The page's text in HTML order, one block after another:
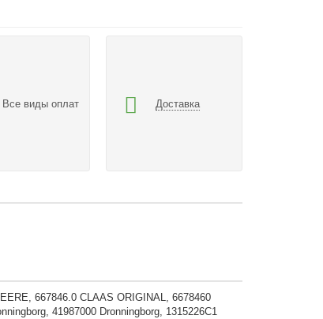
Все виды оплат Доставка
667846.0 CLAAS ORIGINAL, 6678460
41987000 Dronningborg, 1315226C1